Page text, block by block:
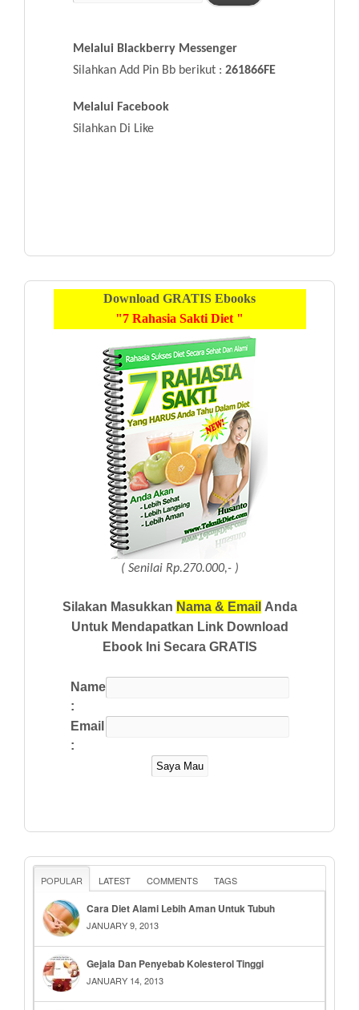
Melalui Blackberry Messenger
Silahkan Add Pin Bb berikut : 261866FE
Melalui Facebook
Silahkan Di Like
Download GRATIS Ebooks
"7 Rahasia Sakti Diet "
( Senilai Rp.270.000,- )
Silakan Masukkan Nama & Email Anda
Untuk Mendapatkan Link Download
Ebook Ini Secara GRATIS
Name
:
Email
:
POPULAR LATEST COMMENTS TAGS
Cara Diet Alami Lebih Aman Untuk Tubuh
JANUARY 9, 2013
Gejala Dan Penyebab Kolesterol Tinggi
JANUARY 14, 2013